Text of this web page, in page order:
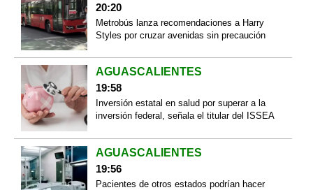
20:20
Metrobús lanza recomendaciones a Harry
Styles por cruzar avenidas sin precaución
AGUASCALIENTES
19:58
Inversión estatal en salud por superar a la
inversión federal, señala el titular del ISSEA
AGUASCALIENTES
19:56
Pacientes de otros estados podrían hacer